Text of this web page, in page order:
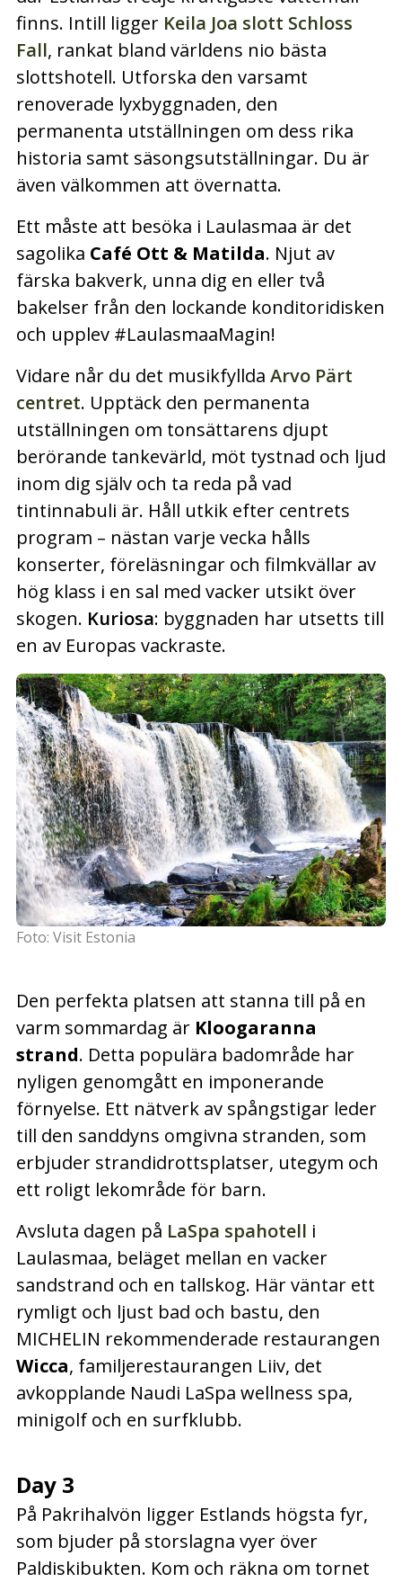
finns. Intill ligger Keila Joa slott Schloss
Fall, rankat bland världens nio bästa
slottshotell. Utforska den varsamt
renoverade lyxbyggnaden, den
permanenta utställningen om dess rika
historia samt säsongsutställningar. Du är
även välkommen att övernatta.
Ett måste att besöka i Laulasmaa är det
sagolika Café Ott & Matilda. Njut av
färska bakverk, unna dig en eller två
bakelser från den lockande konditoridisken
och upplev #LaulasmaaMagin!
Vidare når du det musikfyllda Arvo Pärt
centret. Upptäck den permanenta
utställningen om tonsättarens djupt
berörande tankevärld, möt tystnad och ljud
inom dig själv och ta reda på vad
tintinnabuli är. Håll utkik efter centrets
program – nästan varje vecka hålls
konserter, föreläsningar och filmkvällar av
hög klass i en sal med vacker utsikt över
skogen. Kuriosa: byggnaden har utsetts till
en av Europas vackraste.
Foto: Visit Estonia
Den perfekta platsen att stanna till på en
varm sommardag är Kloogaranna
strand. Detta populära badområde har
nyligen genomgått en imponerande
förnyelse. Ett nätverk av spångstigar leder
till den sanddyns omgivna stranden, som
erbjuder strandidrottsplatser, utegym och
ett roligt lekområde för barn.
Avsluta dagen på LaSpa spahotell i
Laulasmaa, beläget mellan en vacker
sandstrand och en tallskog. Här väntar ett
rymligt och ljust bad och bastu, den
MICHELIN rekommenderade restaurangen
Wicca, familjerestaurangen Liiv, det
avkopplande Naudi LaSpa wellness spa,
minigolf och en surfklubb.
Day 3
På Pakrihalvön ligger Estlands högsta fyr,
som bjuder på storslagna vyer över
Paldiskibukten. Kom och räkna om tornet